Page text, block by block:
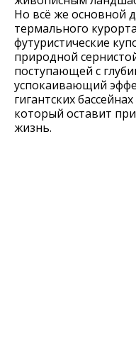
Но всё же основной
термального
футуристические
природной
поступающей с
успокаивающий
гигантских
который оставит
жизнь.